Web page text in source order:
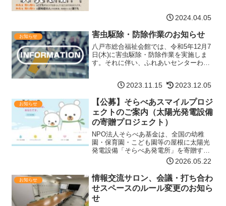
定)毎月第3土曜日 10時開店～15時閉店4
2024.04.05
お知らせ 害虫駆除・防除作業のお知らせ
八戸市総合福祉会館では、令和5年12月7
日(木)に害虫駆除・防除作業を実施しま
す。それに伴い、ふれあいセンターわい
解のほどよろしくお願い申し上げます。
2023.11.15 2023.12.05
お知らせ
【公募】そらべあスマイルプロジ
ェクトのご案内（太陽光発電設備
の寄贈プロジェクト）
NPO法人そらべあ基金は、全国の幼稚
園・保育園・こども園等の屋根に太陽光
発電設備「そらべあ発電所」を寄贈する
「そらべあスマイルプロジェクト」を実
施しています。このプロジェクトは、再
生可能エネルギーの普及啓発と子どもた
ちへの環境教育を通じて、…【詳細はコ
チラ】
2026.05.22
お知らせ
情報交流サロン、会議・打ち合わ
せスペースのルール変更のお知ら
せ